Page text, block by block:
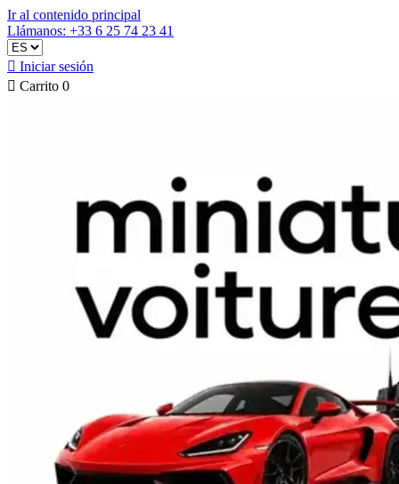
Ir al contenido principal
Llámanos: +33 6 25 74 23 41
 Iniciar sesión
 Carrito 0